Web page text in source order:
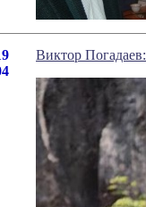
Виктор